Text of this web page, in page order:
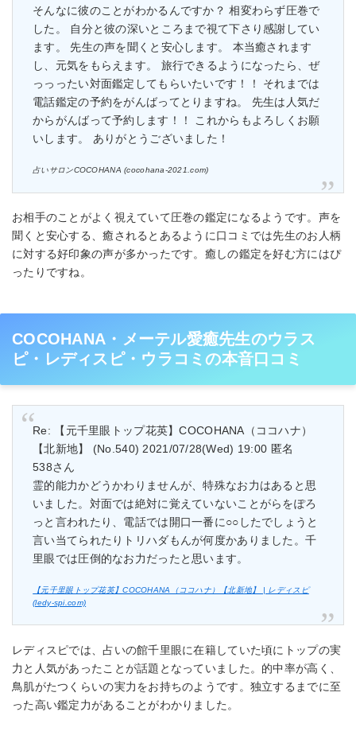
そんなに彼のことがわかるんですか？ 相変わらず圧巻で
した。 自分と彼の深いところまで視て下さり感謝してい
ます。 先生の声を聞くと安心します。 本当癒されます
し、元気をもらえます。 旅行できるようになったら、ぜ
っっったい対面鑑定してもらいたいです！！ それまでは
電話鑑定の予約をがんばってとりますね。 先生は人気だ
からがんばって予約します！！ これからもよろしくお願
いします。 ありがとうございました！
占いサロンCOCOHANA (cocohana-2021.com)
お相手のことがよく視えていて圧巻の鑑定になるようです。声を
聞くと安心する、癒されるとあるように口コミでは先生のお人柄
に対する好印象の声が多かったです。癒しの鑑定を好む方にはぴ
ったりですね。
COCOHANA・メーテル愛癒先生のウラス
ピ・レディスピ・ウラコミの本音口コミ
Re: 【元千里眼トップ花英】COCOHANA（ココハナ）
【北新地】 (No.540) 2021/07/28(Wed) 19:00 匿名
538さん
霊的能力かどうかわりませんが、特殊なお力はあると思
いました。対面では絶対に覚えていないことがらをぽろ
っと言われたり、電話では開口一番に○○したでしょうと
言い当てられたりトリハダもんが何度かありました。千
里眼では圧倒的なお力だったと思います。
【元千里眼トップ花英】COCOHANA（ココハナ）【北新地】 | レディスピ
(ledy-spi.com)
レディスピでは、占いの館千里眼に在籍していた頃にトップの実
力と人気があったことが話題となっていました。的中率が高く、
鳥肌がたつくらいの実力をお持ちのようです。独立するまでに至
った高い鑑定力があることがわかりました。